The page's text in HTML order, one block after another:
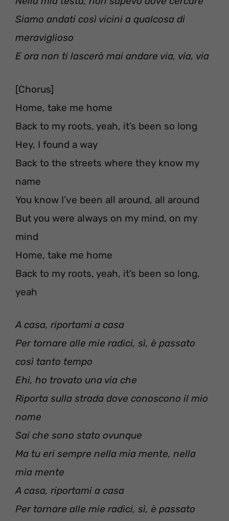
Siamo andati così vicini a qualcosa di
meraviglioso
E ora non ti lascerò mai andare via, via, via
[Chorus]
Home, take me home
Back to my roots, yeah, it’s been so long
Hey, I found a way
Back to the streets where they know my
name
You know I’ve been all around, all around
But you were always on my mind, on my
mind
Home, take me home
Back to my roots, yeah, it’s been so long,
yeah
A casa, riportami a casa
Per tornare alle mie radici, sì, è passato
così tanto tempo
Ehi, ho trovato una via che
Riporta sulla strada dove conoscono il mio
nome
Sai che sono stato ovunque
Ma tu eri sempre nella mia mente, nella
mia mente
A casa, riportami a casa
Per tornare alle mie radici, sì, è passato